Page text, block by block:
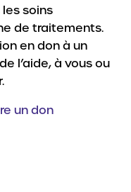
soins
de traitements.
en don à un
l’aide, à vous ou
un don